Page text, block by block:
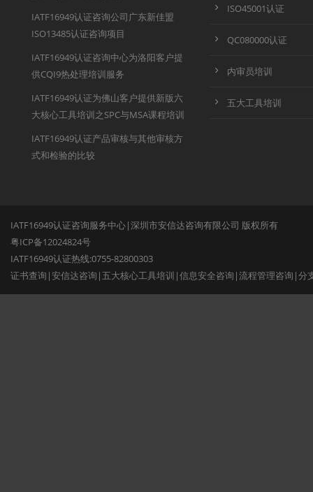
IATF16949认证咨询公司广东新佳盟
ISO13485认证咨询项目
IATF16949认证咨询中心为洛阳客户提
供CQI9热处理培训服务
IATF16949认证为佛山客户提供新版六
大核心工具培训之SPC与MSA课程培训
IATF16949认证产品审核与其他审核方
式和检验的比较
ISO45001认证
QC080000认证
内审员培训
五大工具培训
IATF16949认证咨询服务中心|深圳市安信达咨询有限公司 版权所有
粤ICP备12024824号
IATF16949认证热线:0755-82800303
证书查询 |安信达咨询 | 五大核心工具培训 |信息安全咨询 |流程管理咨询 |分